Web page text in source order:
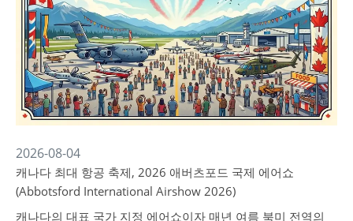
2026-08-04
캐나다 최대 항공 축제, 2026 애버츠포드 국제 에어쇼
(Abbotsford International Airshow 2026)
캐나다의 대표 국가 지정 에어쇼이자 매년 여름 북미 전역의